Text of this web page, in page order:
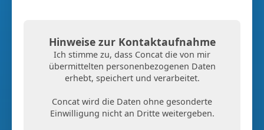
Hinweise zur Kontaktaufnahme
Ich stimme zu, dass Concat die von mir
übermittelten personenbezogenen Daten
erhebt, speichert und verarbeitet.
Concat wird die Daten ohne gesonderte
Einwilligung nicht an Dritte weitergeben.